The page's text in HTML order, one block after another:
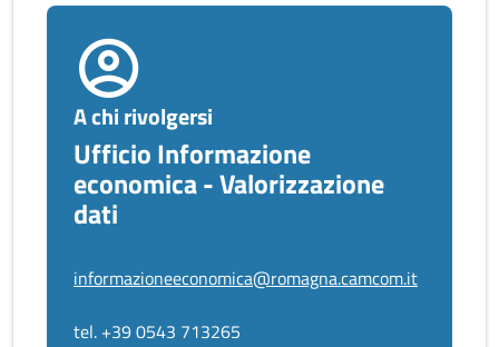
A chi rivolgersi
Ufficio Informazione
economica - Valorizzazione
dati
informazioneeconomica@romagna.camcom.it
tel. +39 0543 713265